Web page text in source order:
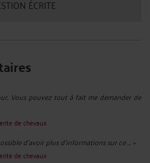
DE L’HARCELEUR
11/2024